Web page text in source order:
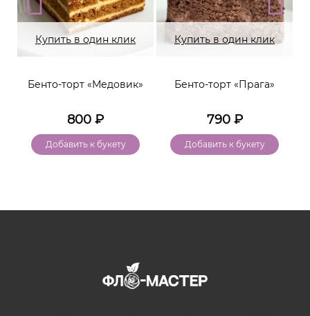
Купить в один клик
Бенто-торт «Медовик»
800 ₽
Добавить к букету
Купить в один клик
Бенто-торт «Прага»
790₽
Добавить к букету